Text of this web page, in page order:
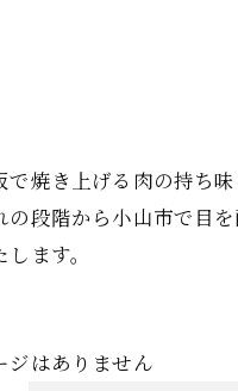
で焼き上げる肉の持ち
の段階から小山市で目
します。
ジはありません